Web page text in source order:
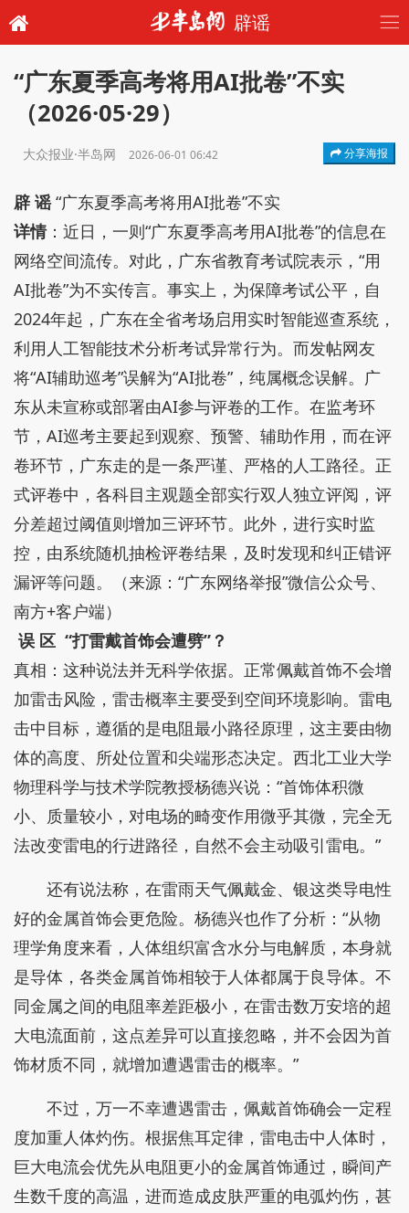
辟谣
“广东夏季高考将用AI批卷”不实
（2026·05·29）
大众报业·半岛网 2026-06-01 06:42 分享海报
辟 谣“广东夏季高考将用AI批卷”不实
详情：近日，一则“广东夏季高考用AI批卷”的信息在
网络空间流传。对此，广东省教育考试院表示，“用
AI批卷”为不实传言。事实上，为保障考试公平，自
2024年起，广东在全省考场启用实时智能巡查系统，
利用人工智能技术分析考试异常行为。而发帖网友
将“AI辅助巡考”误解为“AI批卷”，纯属概念误解。广
东从未宣称或部署由AI参与评卷的工作。在监考环
节，AI巡考主要起到观察、预警、辅助作用，而在评
卷环节，广东走的是一条严谨、严格的人工路径。正
式评卷中，各科目主观题全部实行双人独立评阅，评
分差超过阈值则增加三评环节。此外，进行实时监
控，由系统随机抽检评卷结果，及时发现和纠正错评
漏评等问题。（来源：“广东网络举报”微信公众号、
南方+客户端）
误 区 “打雷戴首饰会遭劈”？
真相：这种说法并无科学依据。正常佩戴首饰不会增
加雷击风险，雷击概率主要受到空间环境影响。雷电
击中目标，遵循的是电阻最小路径原理，这主要由物
体的高度、所处位置和尖端形态决定。西北工业大学
物理科学与技术学院教授杨德兴说：“首饰体积微
小、质量较小，对电场的畸变作用微乎其微，完全无
法改变雷电的行进路径，自然不会主动吸引雷电。”
还有说法称，在雷雨天气佩戴金、银这类导电性
好的金属首饰会更危险。杨德兴也作了分析：“从物
理学角度来看，人体组织富含水分与电解质，本身就
是导体，各类金属首饰相较于人体都属于良导体。不
同金属之间的电阻率差距极小，在雷击数万安培的超
大电流面前，这点差异可以直接忽略，并不会因为首
饰材质不同，就增加遭遇雷击的概率。”
不过，万一不幸遭遇雷击，佩戴首饰确会一定程
度加重人体灼伤。根据焦耳定律，雷电击中人体时，
巨大电流会优先从电阻更小的金属首饰通过，瞬间产
生数千度的高温，进而造成皮肤严重的电弧灼伤，甚